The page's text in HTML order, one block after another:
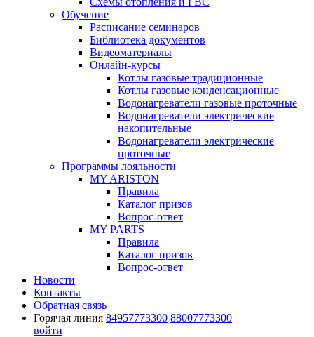
Обучение
Расписание семинаров
Библиотека документов
Видеоматериалы
Онлайн-курсы
Котлы газовые традиционные
Котлы газовые конденсационные
Водонагреватели газовые проточные
Водонагреватели электрические
накопительные
Водонагреватели электрические
проточные
Программы лояльности
MY ARISTON
Правила
Каталог призов
Вопрос-ответ
MY PARTS
Правила
Каталог призов
Вопрос-ответ
Новости
Контакты
Обратная связь
Горячая линия 84957773300 88007773300
войти